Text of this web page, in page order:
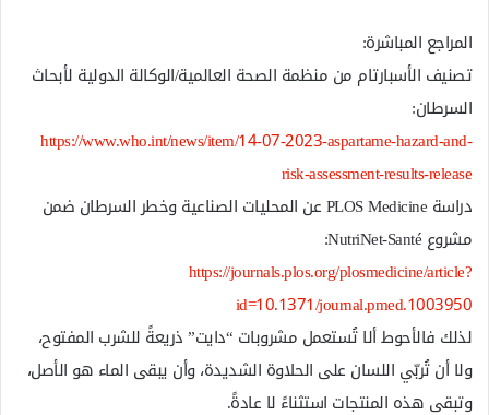
المراجع المباشرة:
تصنيف الأسبارتام من منظمة الصحة العالمية/الوكالة الدولية لأبحاث
السرطان:
https://www.who.int/news/item/14-07-2023-aspartame-hazard-and-
risk-assessment-results-release
دراسة PLOS Medicine عن المحليات الصناعية وخطر السرطان ضمن
مشروع NutriNet-Santé:
https://journals.plos.org/plosmedicine/article?
id=10.1371/journal.pmed.1003950⁠
لذلك فالأحوط ألا تُستعمل مشروبات “دايت” ذريعةً للشرب المفتوح،
ولا أن تُربّي اللسان على الحلاوة الشديدة، وأن يبقى الماء هو الأصل،
وتبقى هذه المنتجات استثناءً لا عادةً.